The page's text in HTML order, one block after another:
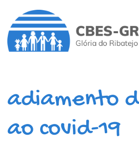
adiamento
ao covid-19